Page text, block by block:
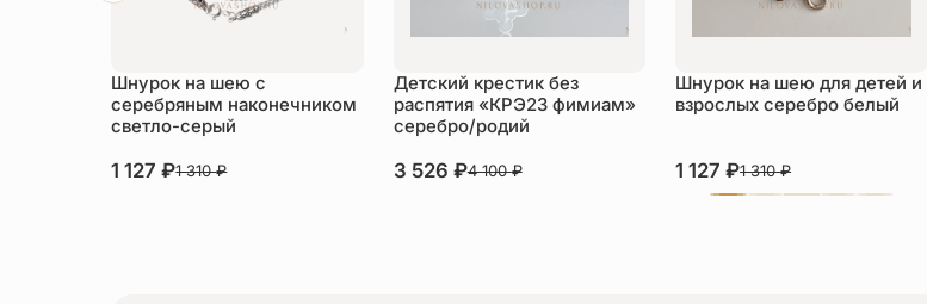
Шнурок на шею с
серебряным наконечником
светло-серый
1 127₽1 310₽
Детский крестик без
распятия «КРЭ23 фимиам»
серебро/родий
3 526 ₽4 100₽
Шнурок на шею для детей и
взрослых серебро белый
1 127₽1 310₽